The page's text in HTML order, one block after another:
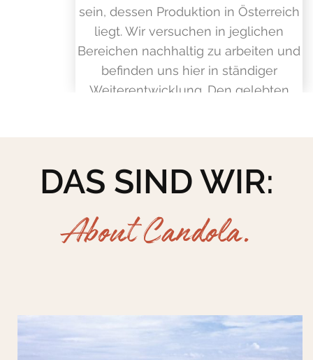
sein, dessen Produktion in Österreich
liegt. Wir versuchen in jeglichen
Bereichen nachhaltig zu arbeiten und
befinden uns hier in ständiger
Weiterentwicklung. Den gelebten
DAS SIND WIR:
About Candola.